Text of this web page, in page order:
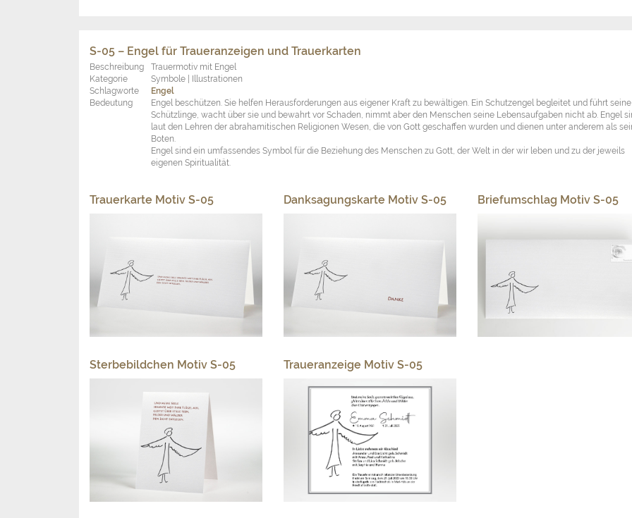
S-05 – Engel für Traueranzeigen und Trauerkarten
Beschreibung
Trauermotiv mit Engel
Kategorie
Symbole | Illustrationen
Schlagworte
Engel
Bedeutung
Engel beschützen. Sie helfen Herausforderungen aus eigener Kraft zu bewältigen. Ein Schutzengel begleitet und führt seine
Schützlinge, wacht über sie und bewahrt vor Schaden, nimmt aber den Menschen seine Lebensaufgaben nicht ab. Engel
laut den Lehren der abrahamitischen Religionen Wesen, die von Gott geschaffen wurden und dienen unter anderem als
Boten.
Engel sind ein umfassendes Symbol für die Beziehung des Menschen zu Gott, der Welt in der wir leben und zu der jeweils
eigenen Spiritualität.
Trauerkarte Motiv S-05 Danksagungskarte Motiv S-05 Briefumschlag Motiv S-05
Sterbebildchen Motiv S-05 Traueranzeige Motiv S-05